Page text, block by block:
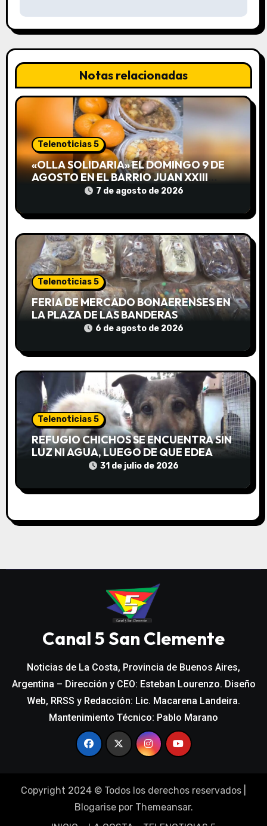
a
c
i
ó
n
d
e
e
n
t
a
d
s
Notas relacionadas
Telenoticias 5
«OLLA SOLIDARIA» EL DOMINGO 9 DE
AGOSTO EN EL BARRIO JUAN XXIII
DESDE LAS 13 HS7 de agosto de 2026
Telenoticias 5
FERIA DE MERCADO BONAERENSES EN
LA PLAZA DE LAS BANDERAS
6 de agosto de 2026
Telenoticias 5
REFUGIO CHICHOS SE ENCUENTRA SIN
LUZ NI AGUA, LUEGO DE QUE EDEA
CORTARA EL SUMINISTRO SIN AVISO
31 de julio de 2026
Canal 5 San Clemente
Noticias de La Costa, Provincia de Buenos Aires,
Argentina – Dirección y CEO: Esteban Lourenzo. Diseño
Web, RRSS y Redacción: Lic. Macarena Landeira.
Mantenimiento Técnico: Pablo Marano
Copyright 2024 © Todos los derechos reservados
Blogarisepor Themeansar.